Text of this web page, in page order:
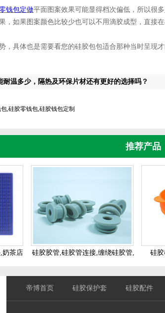
钱包定做平面图案效果可能显得档次偏低，所以很
，如果图案颜色比较少也可以不用滴胶成型，直接
，具体也是需要看您的硅胶包包适合那种当时呈现
耐温多少，隔热及环保片材还有更好的选择吗？
,硅胶零钱包,硅胶钱包定制
推荐产品
奶茶店
硅胶胶管,硅胶管连接,缠绕硅胶管,
硅
帝博首页 硅胶保护套 硅胶配件